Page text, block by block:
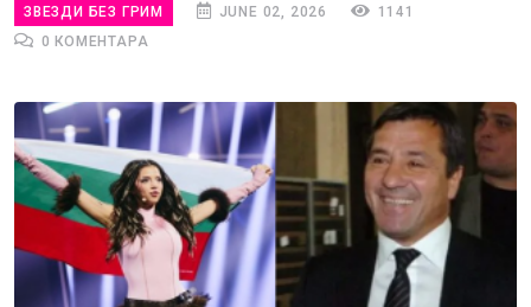
ЗВЕЗДИ БЕЗ ГРИМ JUNE 02, 2026
1141
0 КОМЕНТАРА